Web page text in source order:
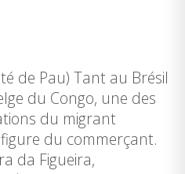
de Pau) Tant au Brésil
du Congo, une des
du migrant
du commerçant.
da Figueira,